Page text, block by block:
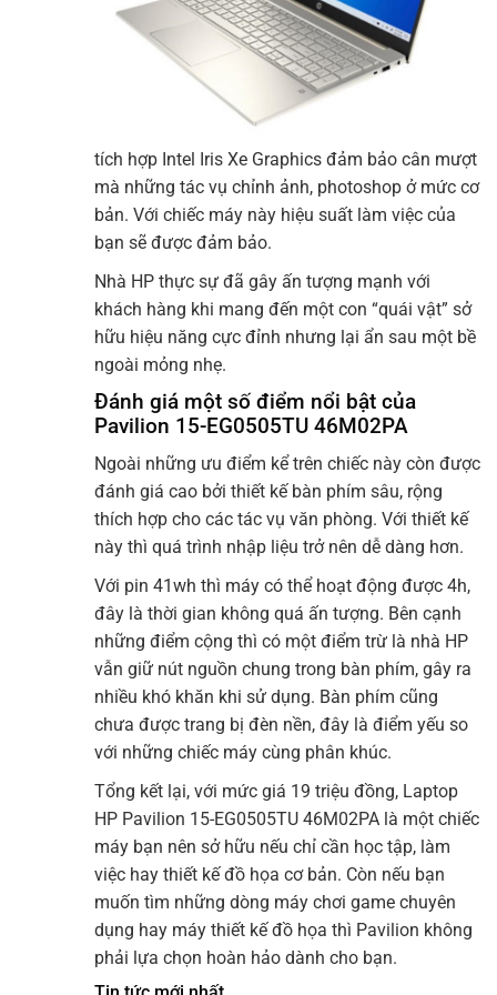
tích hợp Intel Iris Xe Graphics đảm bảo cân mượt
mà những tác vụ chỉnh ảnh, photoshop ở mức cơ
bản. Với chiếc máy này hiệu suất làm việc của
bạn sẽ được đảm bảo.
Nhà HP thực sự đã gây ấn tượng mạnh với
khách hàng khi mang đến một con “quái vật” sở
hữu hiệu năng cực đỉnh nhưng lại ẩn sau một bề
ngoài mỏng nhẹ.
Đánh giá một số điểm nổi bật của
Pavilion 15-EG0505TU 46M02PA
Ngoài những ưu điểm kể trên chiếc này còn được
đánh giá cao bởi thiết kế bàn phím sâu, rộng
thích hợp cho các tác vụ văn phòng. Với thiết kế
này thì quá trình nhập liệu trở nên dễ dàng hơn.
Với pin 41wh thì máy có thể hoạt động được 4h,
đây là thời gian không quá ấn tượng. Bên cạnh
những điểm cộng thì có một điểm trừ là nhà HP
vẫn giữ nút nguồn chung trong bàn phím, gây ra
nhiều khó khăn khi sử dụng. Bàn phím cũng
chưa được trang bị đèn nền, đây là điểm yếu so
với những chiếc máy cùng phân khúc.
Tổng kết lại, với mức giá 19 triệu đồng, Laptop
HP Pavilion 15-EG0505TU 46M02PA là một chiếc
máy bạn nên sở hữu nếu chỉ cần học tập, làm
việc hay thiết kế đồ họa cơ bản. Còn nếu bạn
muốn tìm những dòng máy chơi game chuyên
dụng hay máy thiết kế đồ họa thì Pavilion không
phải lựa chọn hoàn hảo dành cho bạn.